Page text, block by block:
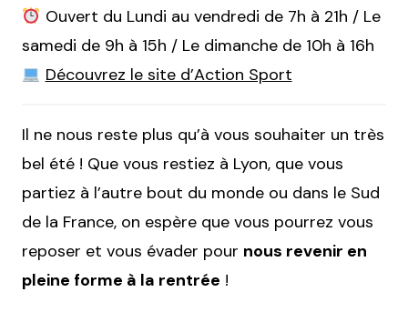
Ouvert du Lundi au vendredi de 7h à 21h / Le
samedi de 9h à 15h / Le dimanche de 10h à 16h
Découvrez le site d’Action Sport
Il ne nous reste plus qu’à vous souhaiter un très
bel été ! Que vous restiez à Lyon, que vous
partiez à l’autre bout du monde ou dans le Sud
de la France, on espère que vous pourrez vous
reposer et vous évader pour nous revenir en
pleine forme à la rentrée !